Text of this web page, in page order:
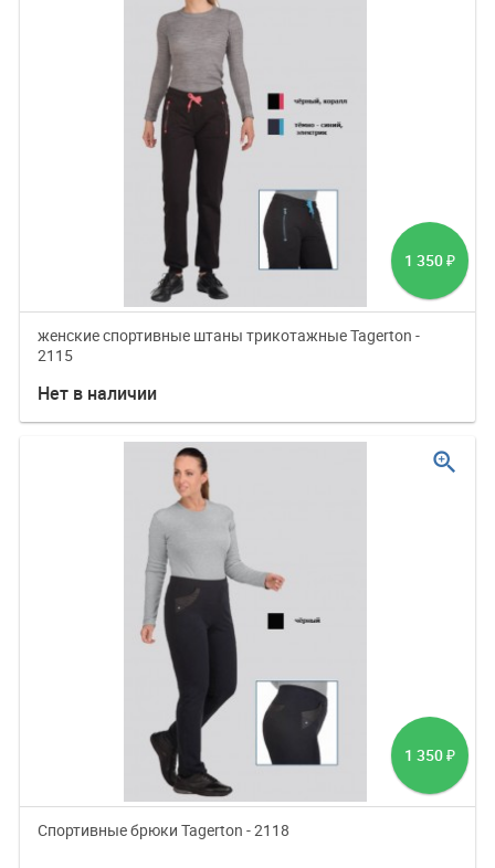
1 350 ₽
женские спортивные штаны трикотажные Tagerton -
2115
Нет в наличии
1 350 ₽
Спортивные брюки Tagerton - 2118
zoom_in